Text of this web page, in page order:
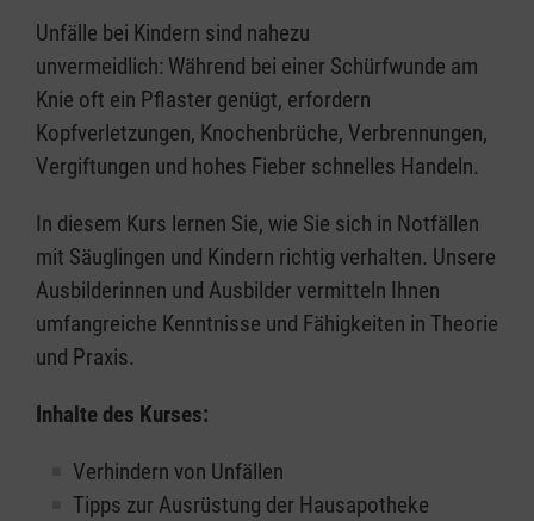
Unfälle bei Kindern sind nahezu
unvermeidlich: Während bei einer Schürfwunde am
Knie oft ein Pflaster genügt, erfordern
Kopfverletzungen, Knochenbrüche, Verbrennungen,
Vergiftungen und hohes Fieber schnelles Handeln.
In diesem Kurs lernen Sie, wie Sie sich in Notfällen
mit Säuglingen und Kindern richtig verhalten. Unsere
Ausbilderinnen und Ausbilder vermitteln Ihnen
umfangreiche Kenntnisse und Fähigkeiten in Theorie
und Praxis.
Inhalte des Kurses:
Verhindern von Unfällen
Tipps zur Ausrüstung der Hausapotheke